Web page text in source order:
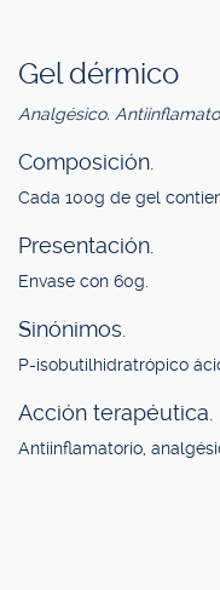
Gel dérmico
Analgésico.
Composición.
Cada 100g de gel
Presentación.
Envase con 60g.
Sinónimos.
P-isobutilhidratrópico
Acción terapéutica.
Antiinflamatorio,